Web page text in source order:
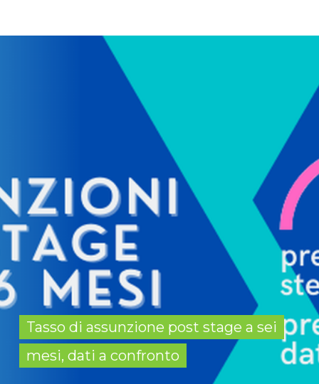
Tasso di assunzione post stage a sei
mesi, dati a confronto